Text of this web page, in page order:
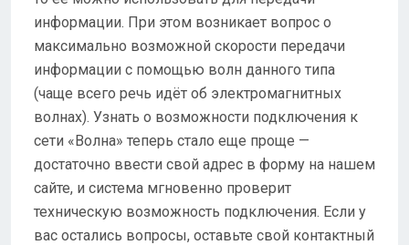
информации. При этом возникает вопрос о
максимально возможной скорости передачи
информации с помощью волн данного типа
(чаще всего речь идёт об электромагнитных
волнах). Узнать о возможности подключения к
сети «Волна» теперь стало еще проще —
достаточно ввести свой адрес в форму на нашем
сайте, и система мгновенно проверит
техническую возможность подключения. Если у
вас остались вопросы, оставьте свой контактный